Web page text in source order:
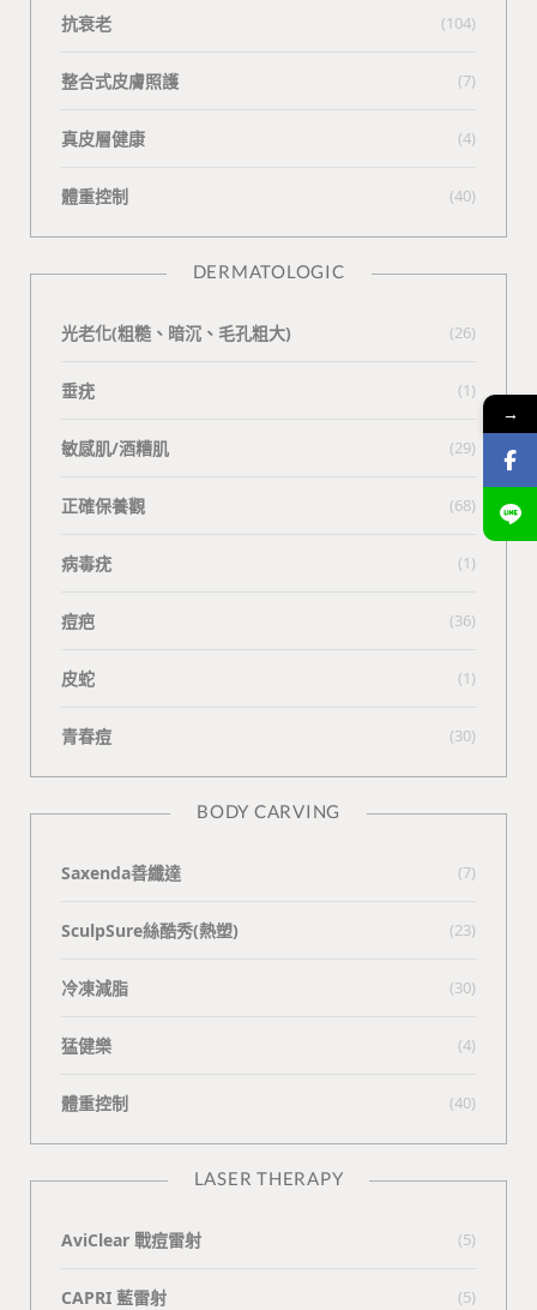
抗衰老 (104)
整合式皮膚照護 (7)
真皮層健康 (4)
體重控制 (40)
DERMATOLOGIC
光老化(粗糙、暗沉、毛孔粗大) (26)
垂疣 (1)
敏感肌/酒糟肌 (29)
正確保養觀 (68)
病毒疣 (1)
痘疤 (36)
皮蛇 (1)
青春痘 (30)
BODY CARVING
Saxenda善纖達 (7)
SculpSure絲酷秀(熱塑) (23)
冷凍減脂 (30)
猛健樂 (4)
體重控制 (40)
LASER THERAPY
AviClear 戰痘雷射 (5)
CAPRI 藍雷射 (5)
→